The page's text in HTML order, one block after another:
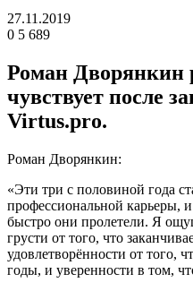
27.11.2019
0 5 689
Роман Дворянкин
чувствует после
Virtus.pro.
Роман Дворянкин:
«Эти три с половиной года
профессиональной карьеры,
быстро они пролетели. Я
грусти от того, что
удовлетворённости от того,
годы, и уверенности в том,